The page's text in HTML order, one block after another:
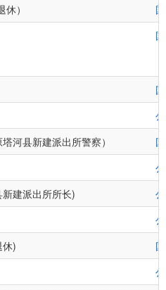
）
河县新建派出所警察）
建派出所所长)
)